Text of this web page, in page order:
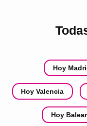
Hoy
Hoy Valencia
Hoy